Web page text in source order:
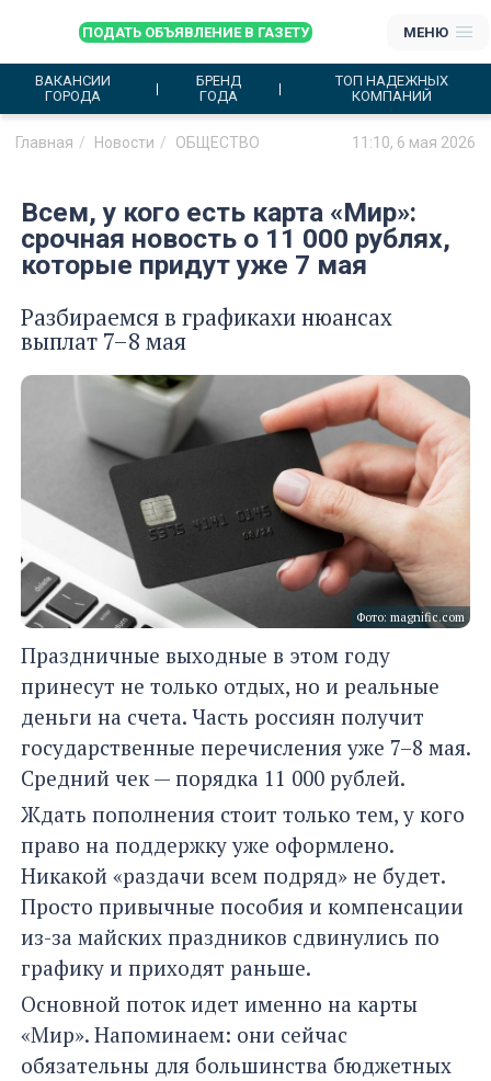
ПОДАТЬ ОБЪЯВЛЕНИЕ В ГАЗЕТУ МЕНЮ
ВАКАНСИИ
ГОРОДА
БРЕНД
ГОДА
ТОП НАДЕЖНЫХ
КОМПАНИЙ
Главная Новости ОБЩЕСТВО 11:10, 6 мая 2026
Всем, у кого есть карта «Мир»:
срочная новость о 11 000 рублях,
которые придут уже 7 мая
Разбираемся в графикахи нюансах
выплат 7–8 мая
Фото: magnific.com
Праздничные выходные в этом году
принесут не только отдых, но и реальные
деньги на счета. Часть россиян получит
государственные перечисления уже 7–8 мая.
Средний чек — порядка 11 000 рублей.
Ждать пополнения стоит только тем, у кого
право на поддержку уже оформлено.
Никакой «раздачи всем подряд» не будет.
Просто привычные пособия и компенсации
из-за майских праздников сдвинулись по
графику и приходят раньше.
Основной поток идет именно на карты
«Мир». Напоминаем: они сейчас
обязательны для большинства бюджетных